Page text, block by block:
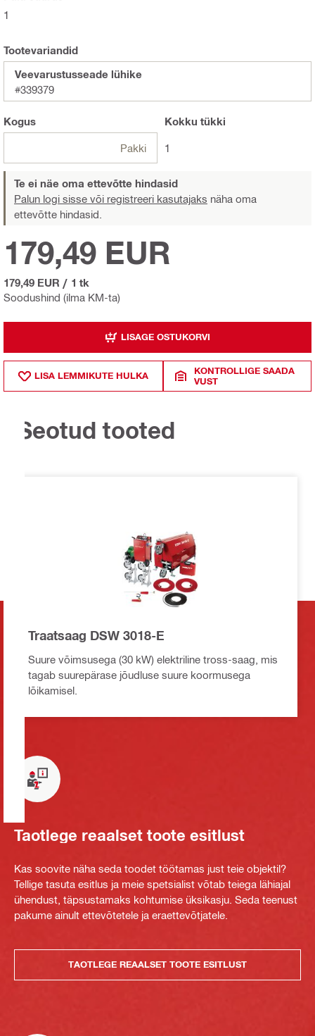
1
Tootevariandid
Veevarustusseade lühike
#339379
Kogus
Pakki
Kokku tükki
1
Te ei näe oma ettevõtte hindasid
Palun logi sisse või registreeri kasutajaks näha oma
ettevõtte hindasid.
Soodushind (ilma KM-ta)
179,49 EUR
179,49 EUR / 1 tk
LISAGE OSTUKORVI
LISA LEMMIKUTE HULKA
KONTROLLIGE SAADA
VUST
Seotud tooted
Traatsaag DSW 3018-E
Suure võimsusega (30 kW) elektriline tross-saag, mis
tagab suurepärase jõudluse suure koormusega
lõikamisel.
Taotlege reaalset toote esitlust
Kas soovite näha seda toodet töötamas just teie objektil?
Tellige tasuta esitlus ja meie spetsialist võtab teiega lähiajal
ühendust, täpsustamaks kohtumise üksikasju. Seda teenust
pakume ainult ettevõtetele ja eraettevõtjatele.
TAOTLEGE REAALSET TOOTE ESITLUST